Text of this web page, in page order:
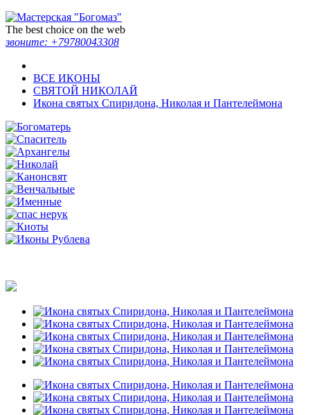
The best choice on the web
звоните: +79780043308
ВСЕ ИКОНЫ
СВЯТОЙ НИКОЛАЙ
Икона святых Спиридона, Николая и Пантелеймона